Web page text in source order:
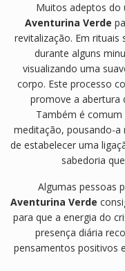
Muitos adeptos do
Aventurina Verde
revitalização. Em
durante alguns
visualizando uma
corpo. Este processo
promove a abertura
Também é comum
meditação, pousando-
de estabelecer uma
sabedoria
Algumas pessoas
Aventurina Verde
para que a energia do
presença diária
pensamentos positivos